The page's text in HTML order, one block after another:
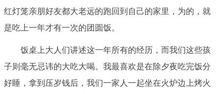
红灯笼亲朋好友都大老远的跑回到自己的家里，为的，就
是吃上一年才有一次的团圆饭。
饭桌上大人们讲述这一年所有的经历，而我们这些孩
子则毫无忌讳的大吃大喝。我最喜欢是在除夕夜吃完饭分
好睡，拿到压岁钱后，我们一家人一起坐在火炉边上烤火